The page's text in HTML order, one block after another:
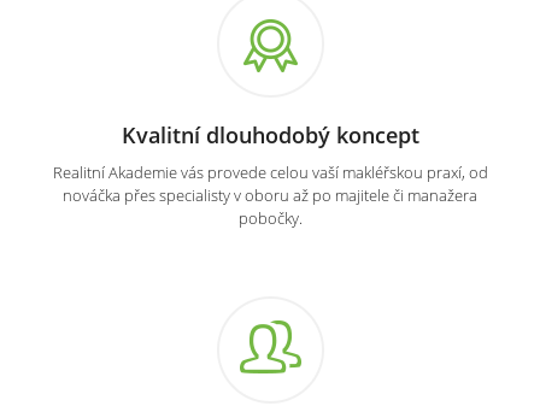
Kvalitní dlouhodobý koncept
Realitní Akademie vás provede celou vaší makléřskou praxí, od
nováčka přes specialisty v oboru až po majitele či manažera
pobočky.